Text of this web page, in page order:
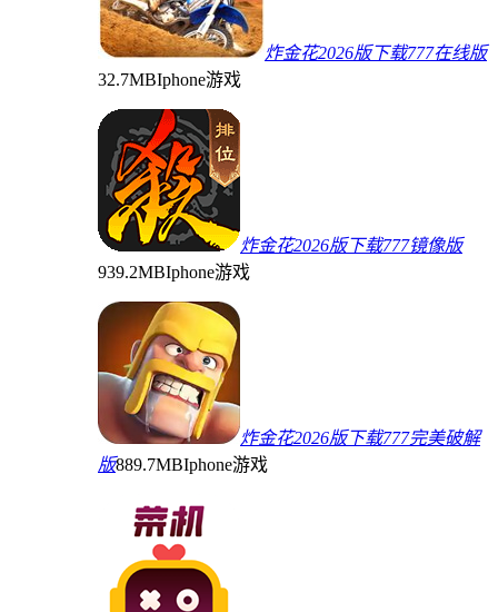
炸金花2026版下载777在线版
32.7MBIphone游戏
炸金花2026版下载777镜像版
939.2MBIphone游戏
炸金花2026版下载777完美破解
版889.7MBIphone游戏